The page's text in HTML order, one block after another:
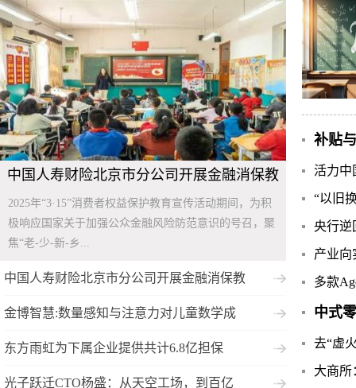
中国人寿财险北京市分公司开展金融消保教
2025年“3·15”消费者权益保护教育宣传活动期间，为积
极响应国家关于加强公众金融风险防范意识的号召，聚
焦“老-少-新-乡...
中国人寿财险北京市分公司开展金融消保教
金博智慧:数量感知与注意力对儿童数学成
东方雨虹为下属企业提供共计6.8亿担保
光子跃迁CTO杨盛：从天空工场，到百亿
补贴
活力中
“以旧
央行逆
产业向
多款
中式
去“虚
大商所